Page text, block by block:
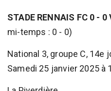
STADE RENNAIS FC 0 - 0
mi-temps : 0 - 0)
National 3, groupe C, 14e
Samedi 25 janvier 2025 à